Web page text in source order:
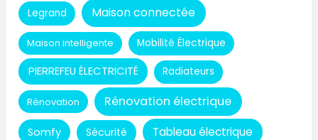
Legrand Maison connectée
Maison intelligente Mobilité Électrique
PIERREFEU ÉLECTRICITÉ Radiateurs
Rénovation Rénovation électrique
Somfy Sécurité Tableau électrique